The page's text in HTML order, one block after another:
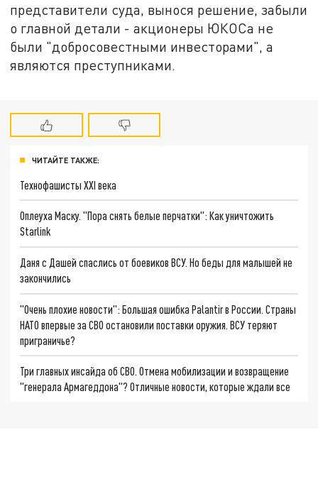
представители суда, вынося решение, забыли
о главной детали - акционеры ЮКОСа не
были "добросовестными инвесторами", а
являются преступниками.
ЧИТАЙТЕ ТАКЖЕ:
Технофашисты XXI века
Оплеуха Маску. "Пора снять белые перчатки": Как уничтожить
Starlink
Даня с Дашей спаслись от боевиков ВСУ. Но беды для малышей не
закончились
"Очень плохие новости": Большая ошибка Palantir в России. Страны
НАТО впервые за СВО остановили поставки оружия. ВСУ теряют
приграничье?
Три главных инсайда об СВО. Отмена мобилизации и возвращение
"генерала Армагеддона"? Отличные новости, которые ждали все